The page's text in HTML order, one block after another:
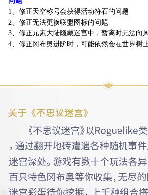
1、修正天空称号会获得活动符石的问题
2、修正无法更换联盟图标的问题
3、修正元素大陆隐藏迷宫中，暂离时无法向
4、修正冈布奥进阶时，可能依然会在世界树